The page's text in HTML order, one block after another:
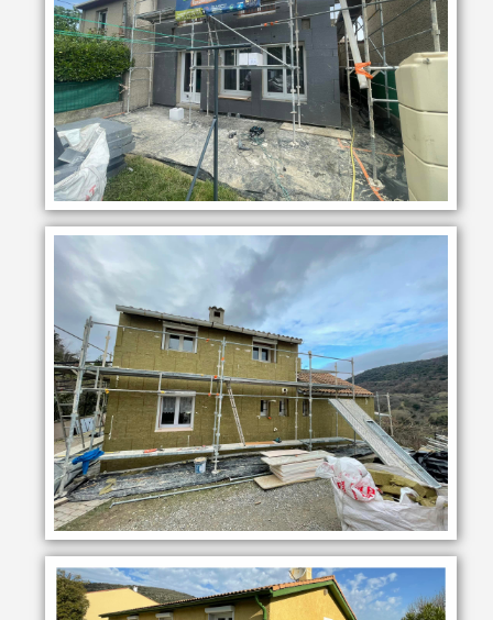
• Finitions soignées et prestations sur mesure